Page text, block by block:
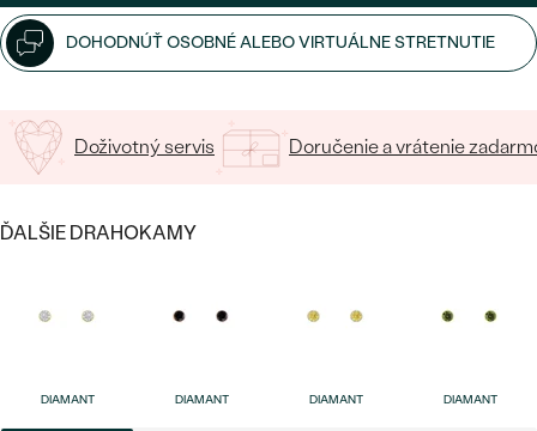
Najpredávanejšie
svadobné
obrúčky
DRAHOKAM
PODĽA MATERIÁLU
PLATINA
S DRAHOKAMAMI
S PERLAMI
PODĽA ŠTÝLU
MINIMALISTICKÉ
CENOVO DOSTUPNÉ
LUXUSNÉ
DOHODNÚŤ OSOBNÉ ALEBO VIRTUÁLNE STRETNUTIE
Doživotný servis Doručenie a vrátenie
ĎALŠIE DRAHOKAMY
DIAMANT DIAMANT DIAMANT DIAMANT